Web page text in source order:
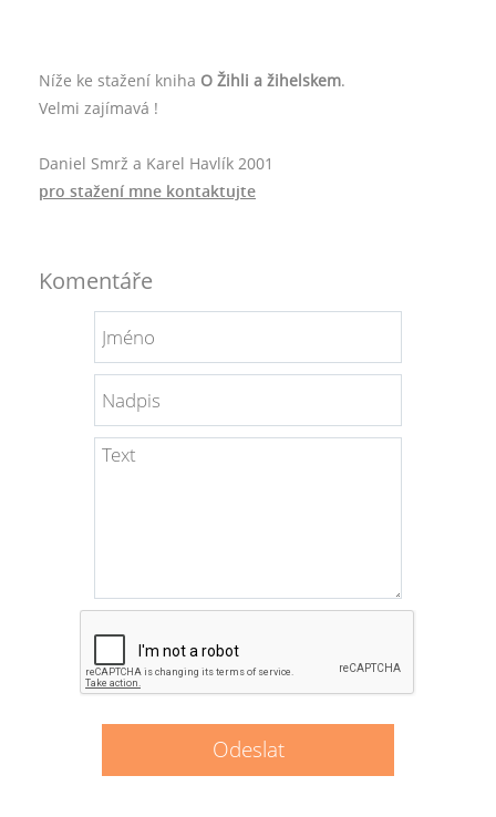
Níže ke stažení kniha O Žihli a žihelskem.
Velmi zajímavá !
Daniel Smrž a Karel Havlík 2001
pro stažení mne kontaktujte
Komentáře